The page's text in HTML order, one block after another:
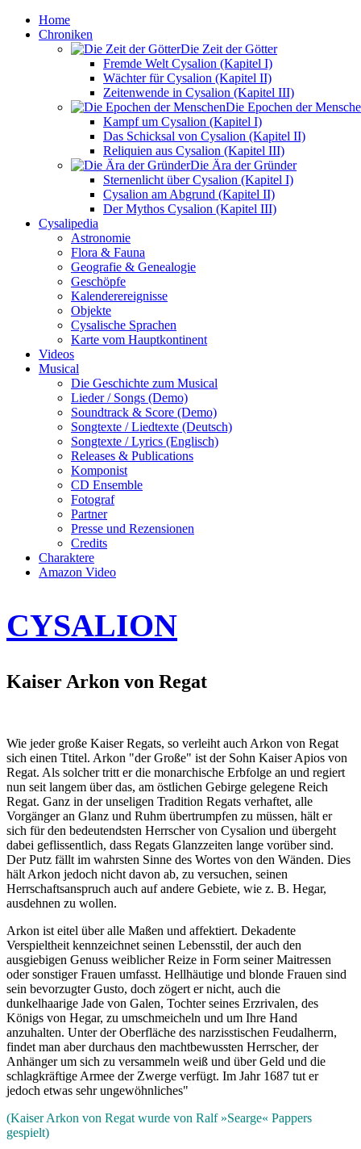
Home
Chroniken
Die Zeit der Götter
Fremde Welt Cysalion (Kapitel I)
Wächter für Cysalion (Kapitel II)
Zeitenwende in Cysalion (Kapitel III)
Die Epochen der
Kampf um Cysalion (Kapitel I)
Das Schicksal von Cysalion (Kapitel II)
Reliquien aus Cysalion (Kapitel III)
Die Ära der Gründer
Sternenlicht über Cysalion (Kapitel I)
Cysalion am Abgrund (Kapitel II)
Der Mythos Cysalion (Kapitel III)
Cysalipedia
Astronomie
Flora & Fauna
Geografie & Genealogie
Geschöpfe
Kalenderereignisse
Objekte
Cysalische Sprachen
Karte vom Hauptkontinent
Videos
Musical
Die Geschichte zum Musical
Lieder / Songs (Demo)
Soundtrack & Score (Demo)
Songtexte / Liedtexte (Deutsch)
Songtexte / Lyrics (Englisch)
Releases & Publications
Komponist
CD Ensemble
Fotograf
Partner
Presse und Rezensionen
Credits
Charaktere
Amazon Video
CYSALION
Kaiser Arkon von Regat
Wie jeder große Kaiser Regats, so verleiht auch Arkon von Regat
sich einen Ttitel. Arkon "der Große" ist der Sohn Kaiser Apios von
Regat. Als solcher tritt er die monarchische Erbfolge an und regiert
nun seit langem über das, am östlichen Gebirge gelegene Reich
Regat. Ganz in der unseligen Tradition Regats verhaftet, alle
Vorgänger an Glanz und Ruhm übertrumpfen zu müssen, hält er
sich für den bedeutendsten Herrscher von Cysalion und übergeht
dabei geflissentlich, dass Regats Glanzzeiten lange vorüber sind.
Der Putz fällt im wahrsten Sinne des Wortes von den Wänden. Dies
hält Arkon jedoch nicht davon ab, zu versuchen, seinen
Herrschaftsanspruch auch auf andere Gebiete, wie z. B. Hegar,
ausdehnen zu wollen.
Arkon ist eitel über alle Maßen und affektiert. Dekadente
Verspieltheit kennzeichnet seinen Lebensstil, der auch den
ausgiebigen Genuss weiblicher Reize in Form seiner Maitressen
oder sonstiger Frauen umfasst. Hellhäutige und blonde Frauen sind
sein bevorzugter Gusto, doch zögert er nicht, auch die
dunkelhaarige Jade von Galen, Tochter seines Erzrivalen, des
Königs von Hegar, zu umschmeicheln und um Ihre Hand
anzuhalten. Unter der Oberfläche des narzisstischen Feudalherrn,
findet man aber durchaus den machtbewussten Herrscher, der
Anhänger um sich zu versammeln weiß und über Geld und die
schlagkräftige Armee der Zwerge verfügt. Im Jahr 1687 tut er
jedoch etwas sehr ungewöhnliches"
(Kaiser Arkon von Regat wurde von Ralf »Searge« Pappers
gespielt)